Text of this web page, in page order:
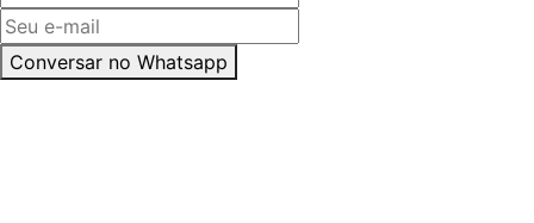
Conversar no Whatsapp